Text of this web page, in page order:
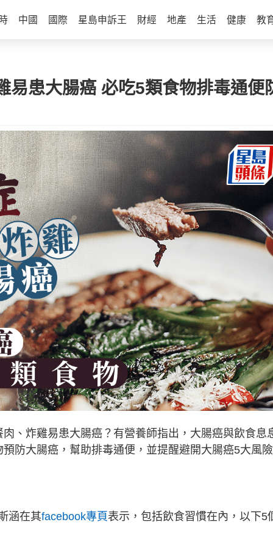
中國 國際 星島申訴王 財經 地產 生活 健康 教
易患大腸癌 必吃5類食物排毒通便
、炸雞易患大腸癌？有營養師指出，大腸癌與飲食息
防大腸癌，幫助排毒通便，並提醒避開大腸癌5大風
涵在其facebook專頁表示，包括飲食習慣在內，以下5